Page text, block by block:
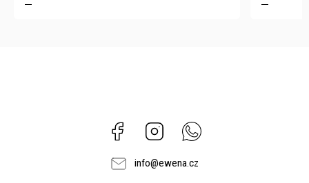
Facebook Instagram
info@ewena.cz